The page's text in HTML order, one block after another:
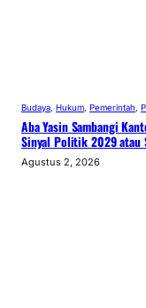
Budaya Hukum Pemerintah
Aba Yasin Sambangi
Sinyal Politik 2029 atau
Agustus 2, 2026